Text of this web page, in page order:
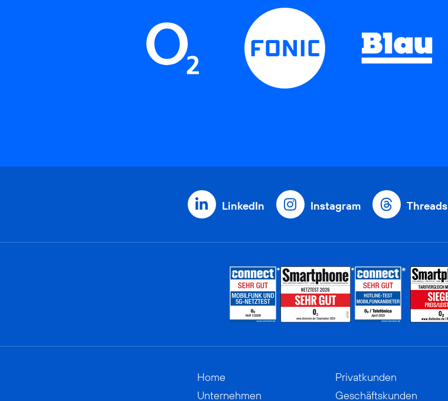
LinkedIn Instagram Threads
Home
Unternehmen
Privatkunden
Geschäftskunden